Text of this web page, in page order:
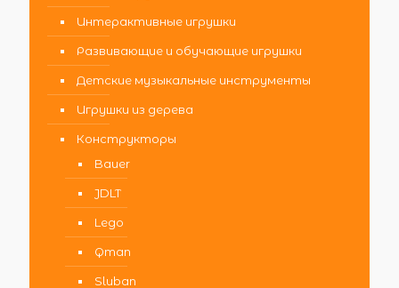
Интерактивные игрушки
Развивающие и обучающие игрушки
Детские музыкальные инструменты
Игрушки из дерева
Конструкторы
Bauer
JDLT
Lego
Qman
Sluban